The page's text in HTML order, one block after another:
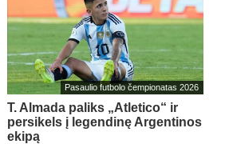
Pasaulio futbolo čempionatas 2026
T. Almada paliks „Atletico“ ir
persikels į legendinę Argentinos
ekipą